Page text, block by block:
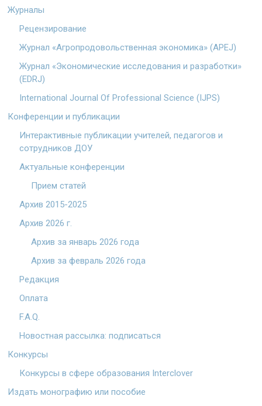
Журналы
Рецензирование
Журнал «Агропродовольственная экономика» (APEJ)
Журнал «Экономические исследования и разработки»
(EDRJ)
International Journal Of Professional Science (IJPS)
Конференции и публикации
Интерактивные публикации учителей, педагогов и
сотрудников ДОУ
Актуальные конференции
Прием статей
Архив 2015-2025
Архив 2026 г.
Архив за январь 2026 года
Архив за февраль 2026 года
Редакция
Оплата
F.A.Q.
Новостная рассылка: подписаться
Конкурсы
Конкурсы в сфере образования Interclover
Издать монографию или пособие